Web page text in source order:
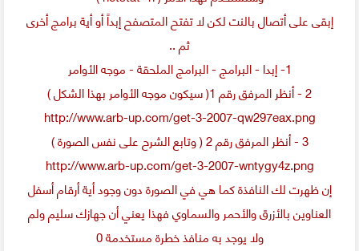
إبقى على أتصال بالنت لكن لا تفتح المتصفح إبداً أو أية برامج أخرى
ثم ..
1- إبدا - البرامج - البرامج الملحقة - موجه الأوامر
2 - أنظر المرفق رقم 1( سيكون موجه الأوامر بهذا الشكل )
http://www.arb-up.com/get-3-2007-qw297eax.png
3 - أنظر المرفق رقم 2 ( وتابع الشرح على نفس الصورة )
http://www.arb-up.com/get-3-2007-wntygy4z.png
إن ظهرت لك النافذة كما هي في الصورة دون وجود أية أرقام أسفل
العناوين بالأزرق والأحمر والسماوي فهذا يعني أن جهازك سليم ولم
ولا يوجد به منافذ خطرة مستخدمة 0